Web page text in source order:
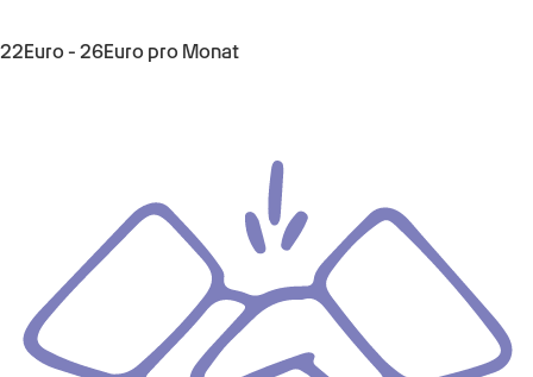
22Euro - 26Euro pro Monat